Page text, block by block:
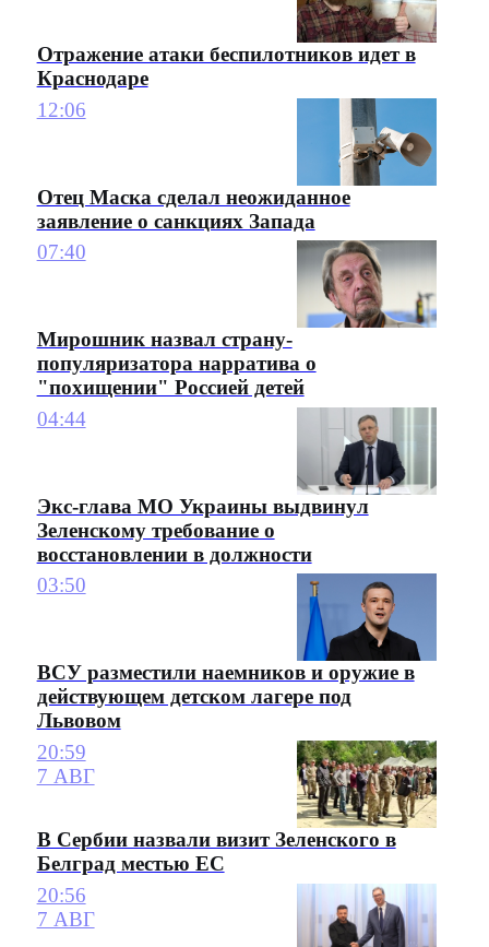
Отражение атаки беспилотников идет в
Краснодаре
12:06
Отец Маска сделал неожиданное
заявление о санкциях Запада
07:40
Мирошник назвал страну-
популяризатора нарратива о
"похищении" Россией детей
04:44
Экс-глава МО Украины выдвинул
Зеленскому требование о
восстановлении в должности
03:50
ВСУ разместили наемников и оружие в
действующем детском лагере под
Львовом
20:59
7 АВГ
В Сербии назвали визит Зеленского в
Белград местью ЕС
20:56
7 АВГ